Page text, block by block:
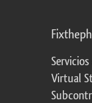
Virtual